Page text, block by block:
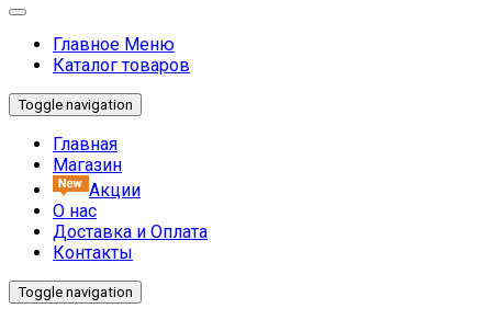
Главное Меню
Каталог товаров
Toggle navigation
Главная
Магазин
Акции
О нас
Доставка и Оплата
Контакты
Toggle navigation